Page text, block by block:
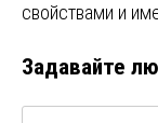
свойствами и
Задавайте